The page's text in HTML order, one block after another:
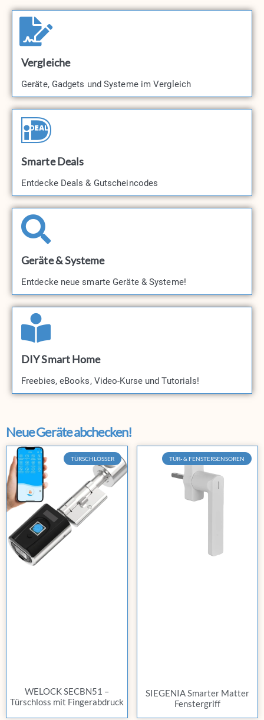
Vergleiche
Geräte, Gadgets und Systeme im Vergleich
Smarte Deals
Entdecke Deals & Gutscheincodes​
Geräte & Systeme
Entdecke neue smarte Geräte & Systeme!​
DIY Smart Home
Freebies, eBooks, Video-Kurse und Tutorials!​
Neue Geräte abchecken!
TÜRSCHLÖSSER
WELOCK SECBN51 –
Türschloss mit Fingerabdruck
TÜR- & FENSTERSENSOREN
SIEGENIA Smarter Matter
Fenstergriff